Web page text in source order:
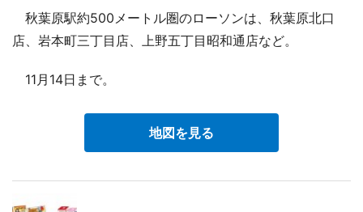
秋葉原駅約500メートル圏のローソンは、秋葉原北口
店、岩本町三丁目店、上野五丁目昭和通店など。
11月14日まで。
地図を見る